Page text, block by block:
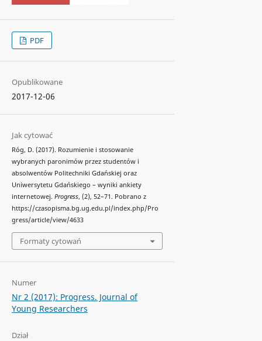
PDF
Opublikowane
2017-12-06
Jak cytować
Róg, D. (2017). Rozumienie i stosowanie
wybranych paronimów przez studentów i
absolwentów Politechniki Gdańskiej oraz
Uniwersytetu Gdańskiego – wyniki ankiety
internetowej. Progress, (2), 52–71. Pobrano z
https://czasopisma.bg.ug.edu.pl/index.php/Pro
gress/article/view/4633
Formaty cytowań
Numer
Nr 2 (2017): Progress. Journal of
Young Researchers
Dział